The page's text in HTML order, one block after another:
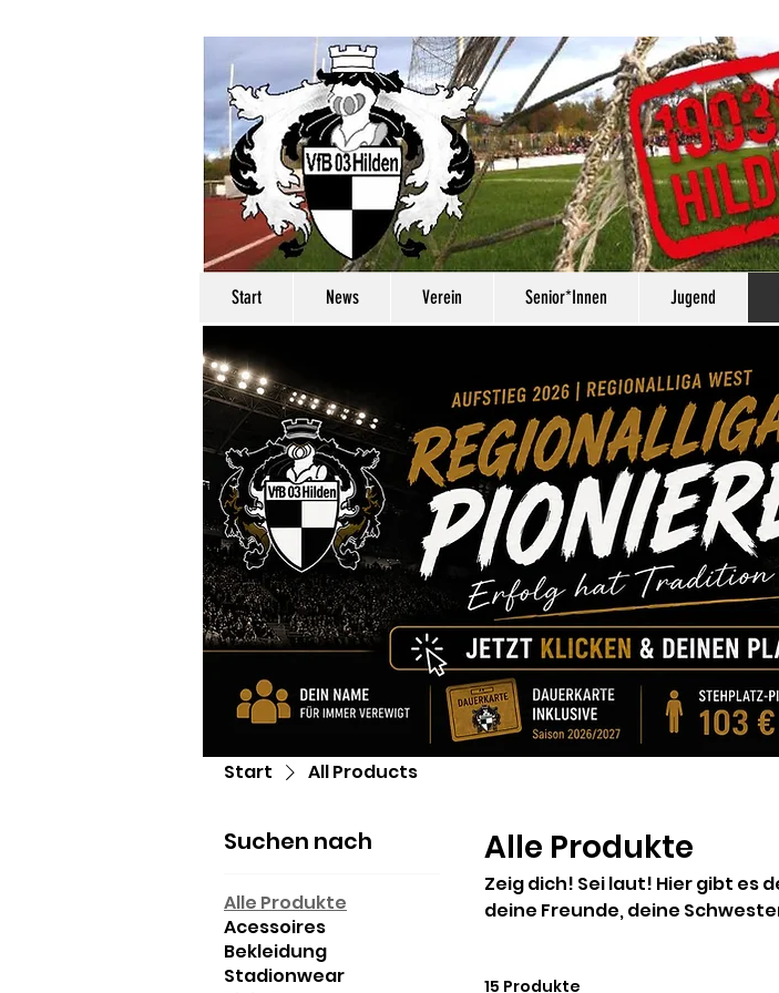
Start News Verein Senior*Innen Jugend
Start All Products
Suchen nach
Alle Produkte
Acessoires
Bekleidung
Stadionwear
Alle Produkte
Zeig dich! Sei laut! Hier gibt es den neusten Stuff vom VfB 03 Hilden. Für dich,
15 Produkte